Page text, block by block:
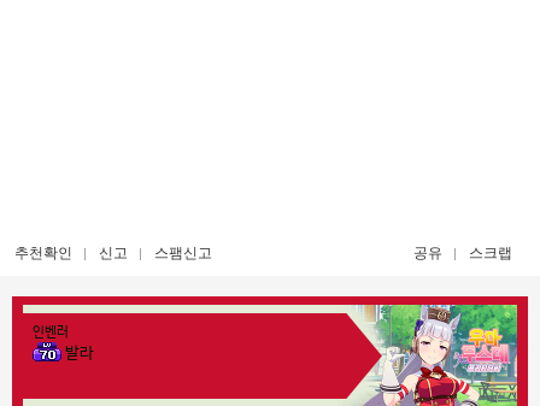
추천확인 신고 스팸신고 공유 스크랩
인벤러
발라